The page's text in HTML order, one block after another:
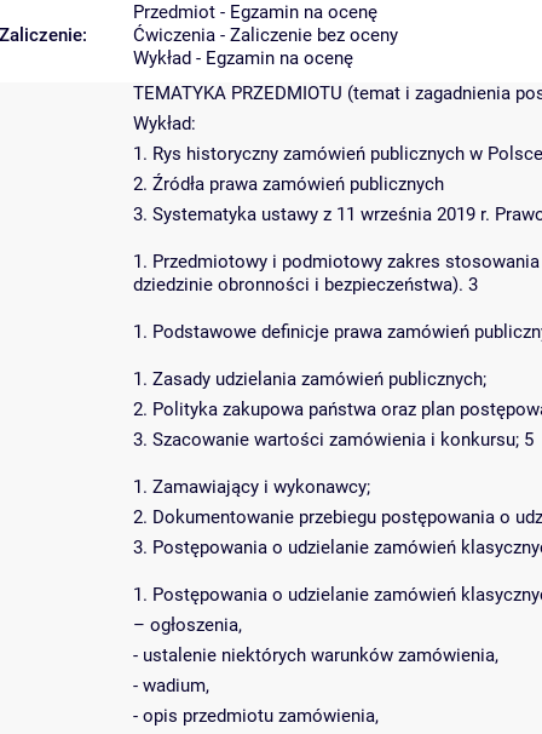
Zaliczenie:
Przedmiot - Egzamin na ocenę
Ćwiczenia - Zaliczenie bez oceny
Wykład - Egzamin na ocenę
TEMATYKA PRZEDMIOTU (temat i zagadnienia
Wykład:
1. Rys historyczny zamówień publicznych w Polsce
2. Źródła prawa zamówień publicznych
3. Systematyka ustawy z 11 września 2019 r.
1. Przedmiotowy i podmiotowy zakres
dziedzinie obronności i bezpieczeństwa). 3
1. Podstawowe definicje prawa zamówień
1. Zasady udzielania zamówień publicznych;
2. Polityka zakupowa państwa oraz plan
3. Szacowanie wartości zamówienia i konkursu; 5
1. Zamawiający i wykonawcy;
2. Dokumentowanie przebiegu postępowania o
3. Postępowania o udzielanie zamówień
1. Postępowania o udzielanie zamówień
– ogłoszenia,
- ustalenie niektórych warunków zamówienia,
- wadium,
- opis przedmiotu zamówienia,